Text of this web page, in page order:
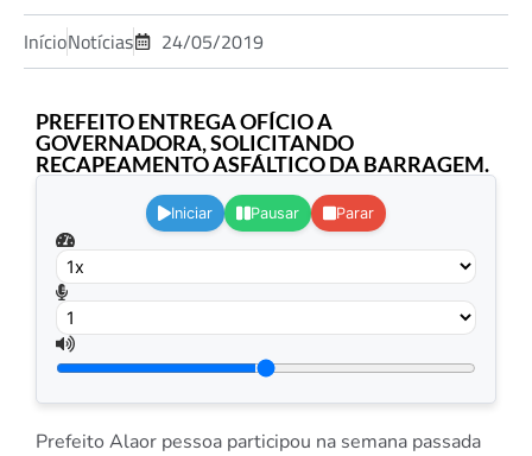
InícioNotícias 24/05/2019
PREFEITO ENTREGA OFÍCIO A
GOVERNADORA, SOLICITANDO
RECAPEAMENTO ASFÁLTICO DA BARRAGEM.
Iniciar Pausar Parar
Prefeito Alaor pessoa participou na semana passada